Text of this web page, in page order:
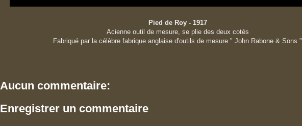
Pied de Roy - 1917
Acienne outil de mesure, se plie des deux cotés
Fabriqué par la célèbre fabrique anglaise d'outils de mesure " John Rabone & Sons "
Aucun commentaire:
Enregistrer un commentaire